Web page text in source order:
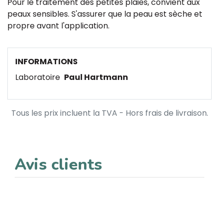
peaux sensibles. S'assurer que la peau est sèche et
propre avant l'application.
INFORMATIONS
Laboratoire Paul Hartmann
Tous les prix incluent la TVA - Hors frais de livraison.
Avis clients